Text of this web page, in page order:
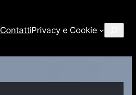
ContattiPrivacy e Cookie